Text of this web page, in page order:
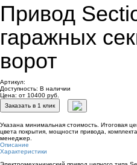
Привод
гаражных
ворот
Артикул:
Доступность: В наличии
Цена: от 10400 руб.
Заказать в 1 клик
Указана минимальная стоимость. Итоговая
цвета покрытия, мощности привода,
менеджер.
Описание
Характеристики